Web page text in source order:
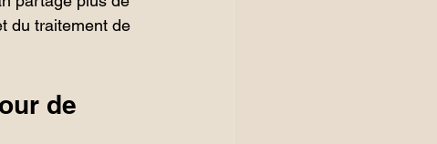
du traitement de
de